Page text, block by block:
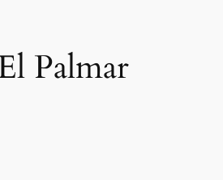
Palmar